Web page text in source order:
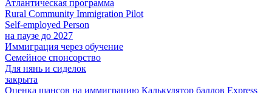
Атлантическая программа
Rural Community Immigration Pilot
Self-employed Person
на паузе до 2027
Иммиграция через обучение
Семейное спонсорство
Для нянь и сиделок
закрыта
Оценка шансов на иммиграцию Калькулятор баллов Express